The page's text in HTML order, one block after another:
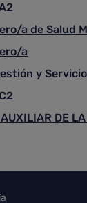
a de Salud
a
y
AUXILIAR DE